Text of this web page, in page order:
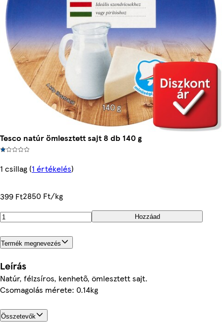
Tesco natúr ömlesztett sajt 8 db 140 g
1 csillag (1 értékelés)
399 Ft2850 Ft/kg
Hozzáad
Termék megnevezés
Leírás
Natúr, félzsíros, kenhető, ömlesztett sajt.
Csomagolás mérete: 0.14kg
Összetevők